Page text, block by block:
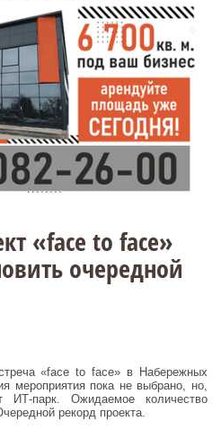
«face to face»
очередной
«face to face» в Набережных
мероприятия пока не выбрано, но,
ИТ-парк. Ожидаемое количество
рекорд проекта.